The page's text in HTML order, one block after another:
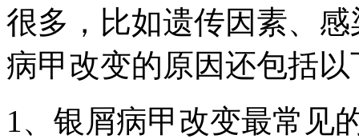
很多，比如遗传因素、
病甲改变的原因还包括
1、银屑病甲改变最常见